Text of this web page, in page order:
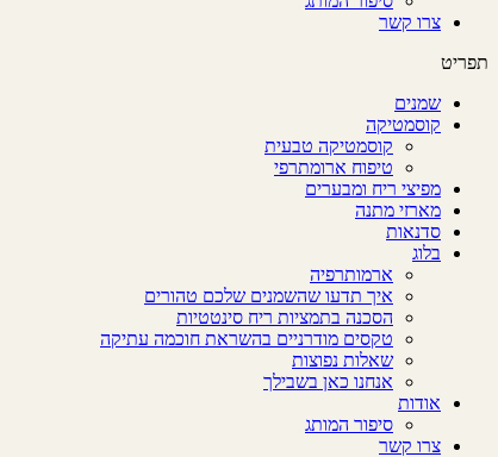
צרו קשר
תפריט
שמנים
קוסמטיקה
קוסמטיקה טבעית
טיפוח ארומתרפי
מפיצי ריח ומבערים
מארזי מתנה
סדנאות
בלוג
ארמותרפיה
איך תדעו שהשמנים שלכם טהורים
הסכנה בתמציות ריח סינטטיות
טקסים מודרניים בהשראת חוכמה עתיקה
שאלות נפוצות
אנחנו כאן בשבילך
אודות
סיפור המותג
צרו קשר